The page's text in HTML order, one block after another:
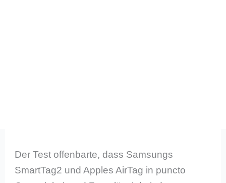
Der Test offenbarte, dass Samsungs
SmartTag2 und Apples AirTag in puncto